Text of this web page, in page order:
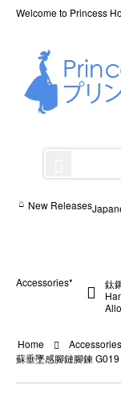
Welcome to Princess
New Releases
Accessories*
鈦
Home
蘇垂墜感腳鏈腳鍊